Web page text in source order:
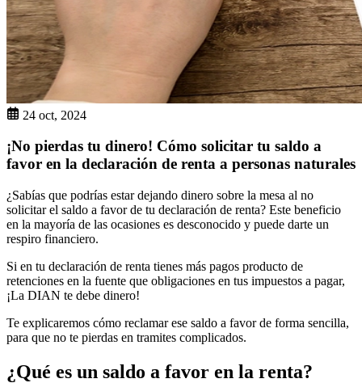
24 oct, 2024
¡No pierdas tu dinero! Cómo solicitar tu saldo a
favor en la declaración de renta a personas naturales
¿Sabías que podrías estar dejando dinero sobre la mesa al no
solicitar el saldo a favor de tu declaración de renta? Este beneficio
en la mayoría de las ocasiones es desconocido y puede darte un
respiro financiero.
Si en tu declaración de renta tienes más pagos producto de
retenciones en la fuente que obligaciones en tus impuestos a pagar,
¡La DIAN te debe dinero!
Te explicaremos cómo reclamar ese saldo a favor de forma sencilla,
para que no te pierdas en tramites complicados.
¿Qué es un saldo a favor en la renta?